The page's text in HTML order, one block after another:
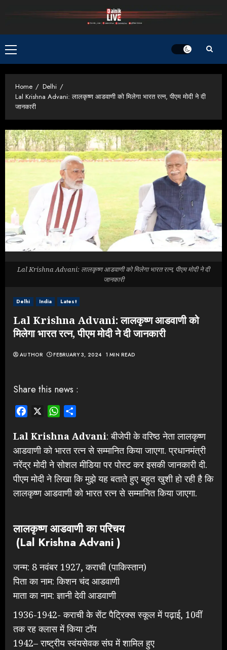
Primary
Menu
Home
Delhi
Lal Krishna Advani: लालकृष्ण आडवाणी को मिलेगा भारत रत्न, पीएम मोदी ने दी
जानकारी
Delhi India Latest
Lal Krishna Advani: लालकृष्ण आडवाणी को
मिलेगा भारत रत्न, पीएम मोदी ने दी जानकारी
AUTHOR FEBRUARY 3, 2024 1 MIN READ
Lal Krishna Advani: लालकृष्ण आडवाणी को मिलेगा भारत रत्न, पीएम मोदी ने दी
जानकारी
Share this news :
Facebook WhatsApp
Lal Krishna Advani: बीजेपी के वरिष्ठ नेता लालकृष्ण
आडवाणी को भारत रत्न से सम्मानित किया जाएगा. प्रधानमंत्री
नरेंद्र मोदी ने सोशल मीडिया पर पोस्ट कर इसकी जानकारी दी.
पीएम मोदी ने लिखा कि मुझे यह बताते हुए बहुत खुशी हो रही है कि
लालकृष्ण आडवाणी को भारत रत्न से सम्मानित किया जाएगा.
लालकृष्ण आडवाणी का परिचय
(Lal Krishna Advani)
जन्म: 8 नवंबर 1927, कराची (पाकिस्तान)
पिता का नाम: किशन चंद आडवाणी
माता का नाम: ज्ञानी देवी आडवाणी
1936-1942- कराची के सेंट पैट्रिक्स स्कूल में पढ़ाई, 10वीं
तक रह क्लास में किया टॉप
1942– राष्ट्रीय स्वंयसेवक संघ में शामिल हुए